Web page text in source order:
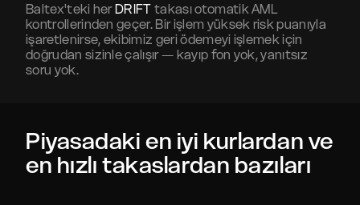
Baltex'teki herDRIFT takası otomatik AML
kontrollerinden geçer. Bir işlem yüksek risk puanıyla
işaretlenirse, ekibimiz geri ödemeyi işlemek için
doğrudan sizinle çalışır — kayıp fon yok, yanıtsız
soru yok.
Piyasadaki en iyi kurlardan ve
en hızlı takaslardan bazıları